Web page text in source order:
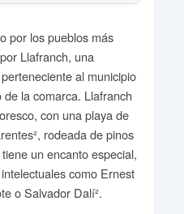
por los pueblos más
Llafranch, una
al municipio
la comarca. Llafranch
con una playa de
rodeada de pinos
un encanto especial,
como Ernest
o Salvador Dalí².